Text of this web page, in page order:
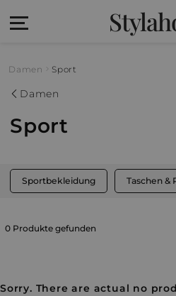
Damen Sport
Damen
Sport
Sportbekleidung Taschen &
0 Produkte gefunden
Sorry. There are actual no